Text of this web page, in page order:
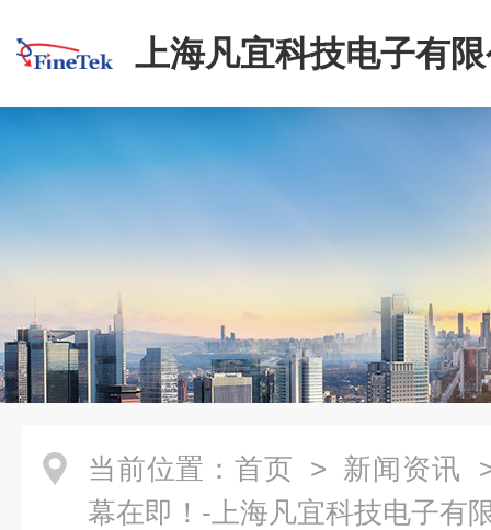
上海凡宜科技电子有
当前位置： 首页 > 新闻资讯
幕在即！-上海凡宜科技电子有